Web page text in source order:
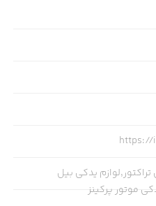
https://
یدکی بیل
موتور پرکینز